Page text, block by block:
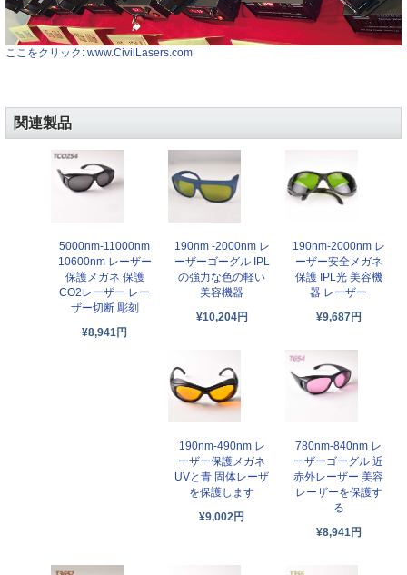
ここをクリック: www.CivilLasers.com
関連製品
5000nm-11000nm
10600nm レーザー
保護メガネ 保護
CO2レーザー レー
ザー切断 彫刻
¥8,941円
190nm -2000nm レ
ーザーゴーグル IPL
の強力な色の軽い
美容機器
¥10,204円
190nm-2000nm レ
ーザー安全メガネ
保護 IPL光 美容機
器 レーザー
¥9,687円
190nm-490nm レ
ーザー保護メガネ
UVと青 固体レーザ
を保護します
¥9,002円
780nm-840nm レ
ーザーゴーグル 近
赤外レーザー 美容
レーザーを保護す
る
¥8,941円